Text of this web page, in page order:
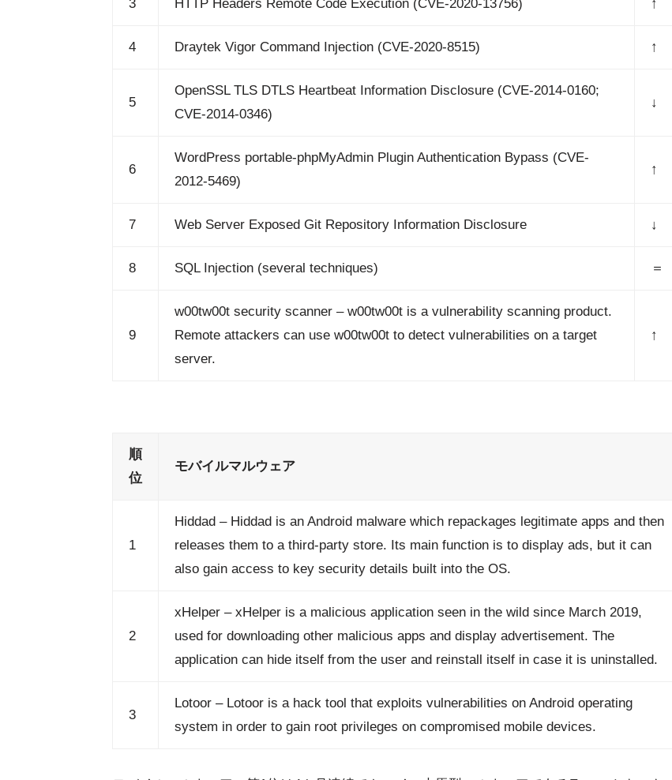
3 HTTP Headers Remote Code Execution (CVE-2020-13756) ↑
4 Draytek Vigor Command Injection (CVE-2020-8515) ↑
5
OpenSSL TLS DTLS Heartbeat Information Disclosure (CVE-2014-0160;
CVE-2014-0346)
↓
6
WordPress portable-phpMyAdmin Plugin Authentication Bypass (CVE-
2012-5469)
↑
7 Web Server Exposed Git Repository Information Disclosure ↓
8 SQL Injection (several techniques) ＝
9
w00tw00t security scanner – w00tw00t is a vulnerability scanning product.
Remote attackers can use w00tw00t to detect vulnerabilities on a target
server.
↑
順
位
モバイルマルウェア
1
Hiddad – Hiddad is an Android malware which repackages legitimate apps and then
releases them to a third-party store. Its main function is to display ads, but it can
also gain access to key security details built into the OS.
2
xHelper – xHelper is a malicious application seen in the wild since March 2019,
used for downloading other malicious apps and display advertisement. The
application can hide itself from the user and reinstall itself in case it is uninstalled.
3
Lotoor – Lotoor is a hack tool that exploits vulnerabilities on Android operating
system in order to gain root privileges on compromised mobile devices.